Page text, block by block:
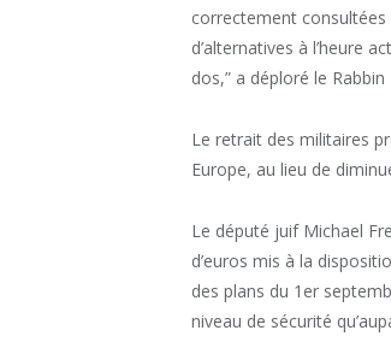
correctement
d’alternatives à l’heure
dos,” a déploré le
Le retrait des militaires
Europe, au lieu de
Le député juif Michael
d’euros mis à la
des plans du 1er
niveau de sécurité